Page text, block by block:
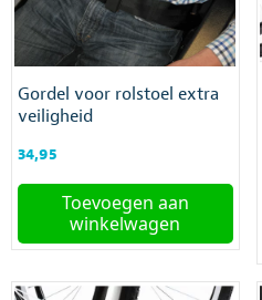
Gordel voor rolstoel extra
veiligheid
34,95
Toevoegen aan
winkelwagen